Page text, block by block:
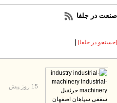
در جلفا
در جلفا] |
15 روز پیش